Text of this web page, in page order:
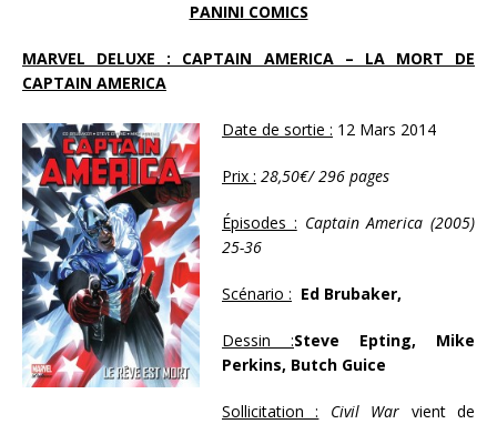
PANINI COMICS
MARVEL DELUXE : CAPTAIN AMERICA – LA MORT DE
CAPTAIN AMERICA
Date de sortie : 12 Mars 2014
Prix : 28,50€/ 296 pages
Épisodes : Captain America (2005)
25-36
Scénario : Ed Brubaker,
Dessin :Steve Epting, Mike
Perkins, Butch Guice
Sollicitation : Civil War vient de